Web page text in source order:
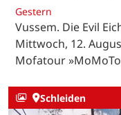
Gestern
Vussem. Die Evil
Mittwoch, 12.
Mofatour
Schleiden